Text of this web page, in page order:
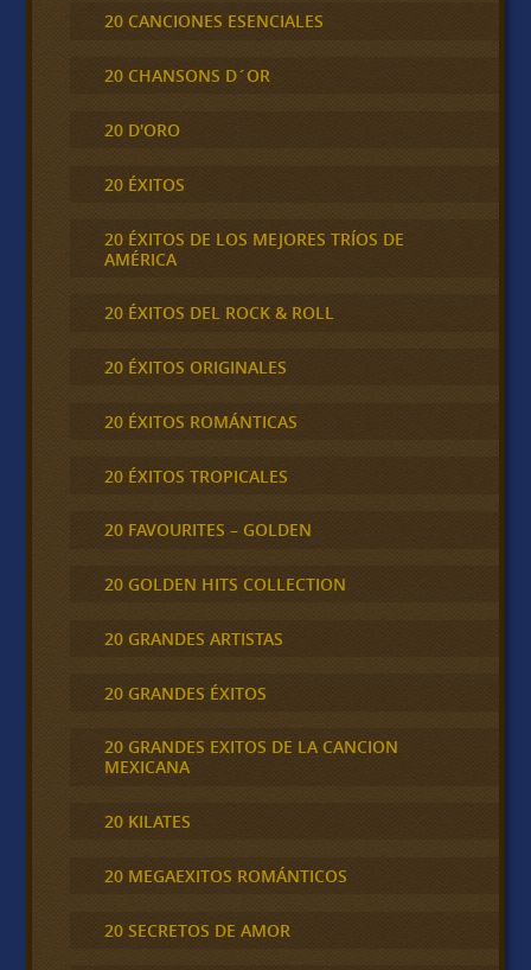
20 CANCIONES ESENCIALES
20 CHANSONS D´OR
20 D'ORO
20 ÉXITOS
20 ÉXITOS DE LOS MEJORES TRÍOS DE
AMÉRICA
20 ÉXITOS DEL ROCK & ROLL
20 ÉXITOS ORIGINALES
20 ÉXITOS ROMÁNTICAS
20 ÉXITOS TROPICALES
20 FAVOURITES – GOLDEN
20 GOLDEN HITS COLLECTION
20 GRANDES ARTISTAS
20 GRANDES ÉXITOS
20 GRANDES EXITOS DE LA CANCION
MEXICANA
20 KILATES
20 MEGAEXITOS ROMÁNTICOS
20 SECRETOS DE AMOR